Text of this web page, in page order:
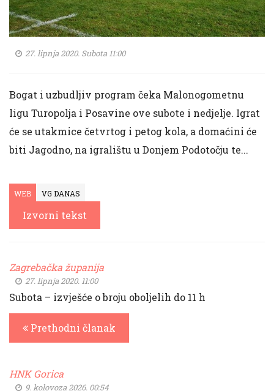
27. lipnja 2020. Subota 11:00
Bogat i uzbudljiv program čeka Malonogometnu
ligu Turopolja i Posavine ove subote i nedjelje. Igrat
će se utakmice četvrtog i petog kola, a domaćini će
biti Jagodno, na igralištu u Donjem Podotočju te...
WEB VG DANAS
Izvorni tekst
Zagrebačka županija
27. lipnja 2020. 11:00
Subota – izvješće o broju oboljelih do 11 h
Prethodni članak
HNK Gorica
9. kolovoza 2026. 00:54